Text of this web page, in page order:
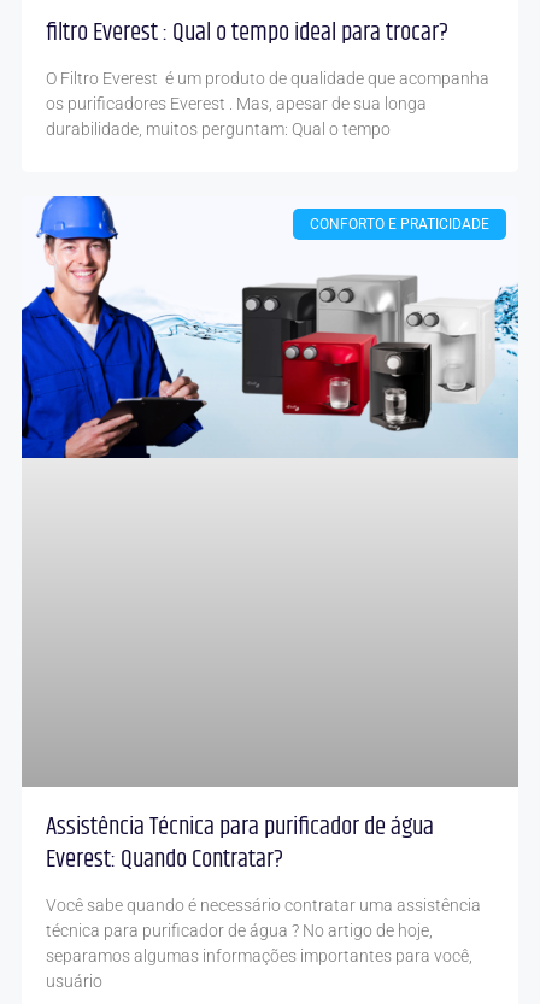
filtro Everest : Qual o tempo ideal para trocar?
O Filtro Everest é um produto de qualidade que acompanha
os purificadores Everest . Mas, apesar de sua longa
durabilidade, muitos perguntam: Qual o tempo
CONFORTO E PRATICIDADE
Assistência Técnica para purificador de água
Everest: Quando Contratar?
Você sabe quando é necessário contratar uma assistência
técnica para purificador de água ? No artigo de hoje,
separamos algumas informações importantes para você,
usuário